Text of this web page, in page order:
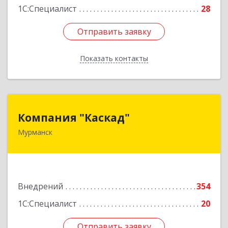
1С:Специалист
28
Отправить заявку
Показать контакты
Отправить заявку
Назад
Компания "Каскад"
Мурманск
Внедрений
354
1С:Специалист
20
183038, Мурманская обл, Мурманск г, Бабикова